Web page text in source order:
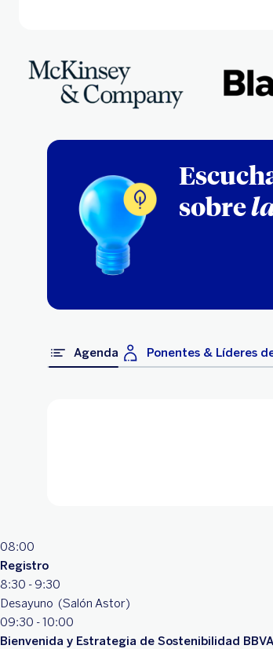
sobre
Agenda Ponentes & Líderes
08:00
Registro
8:30 - 9:30
Desayuno (Salón Astor)
09:30 - 10:00
Bienvenida y Estrategia de Sostenibilidad BBVA